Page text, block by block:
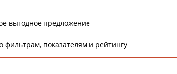
выгодное предложение
показателям и рейтингу